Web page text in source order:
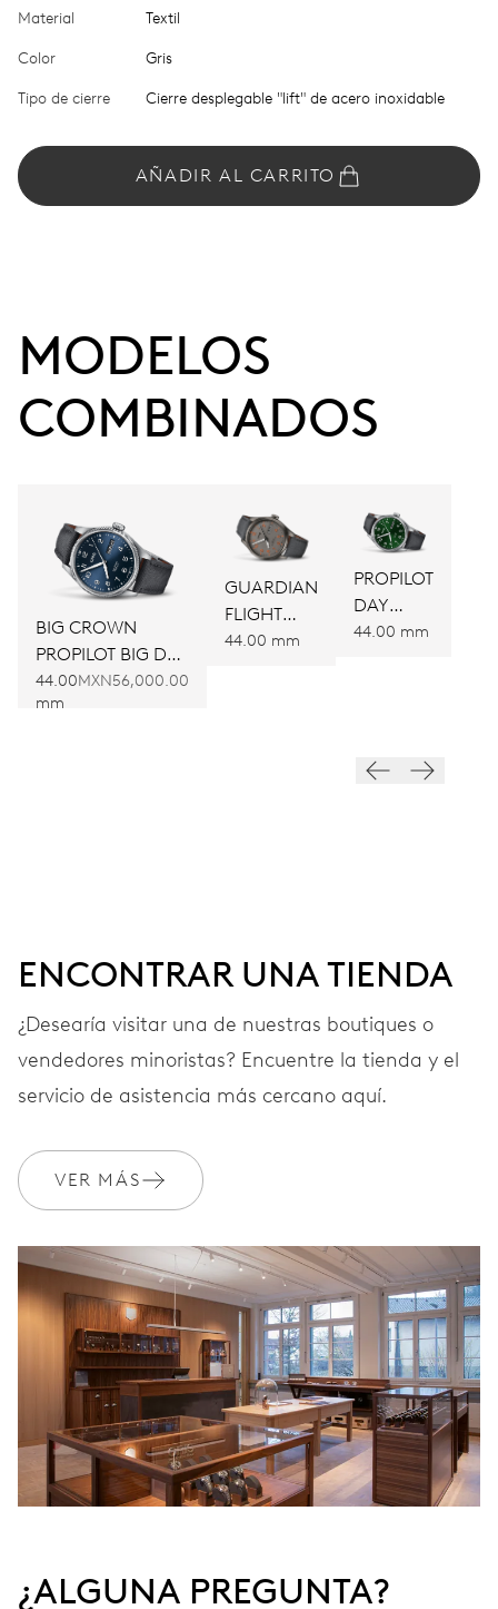
Material Textil
Color Gris
Tipo de cierre Cierre desplegable "lift" de acero inoxidable
AÑADIR AL CARRITO
MODELOS
COMBINADOS
BIG CROWN
PROPILOT BIG DAY
DATE
44.00
mm
MXN56,000.00
GUARDIAN
FLIGHT
LIMITED
44.00 mm
PROPILOT
DAY
DATE
44.00 mm
ENCONTRAR UNA TIENDA
¿Desearía visitar una de nuestras boutiques o
vendedores minoristas? Encuentre la tienda y el
servicio de asistencia más cercano aquí.
VER MÁS
¿ALGUNA PREGUNTA?